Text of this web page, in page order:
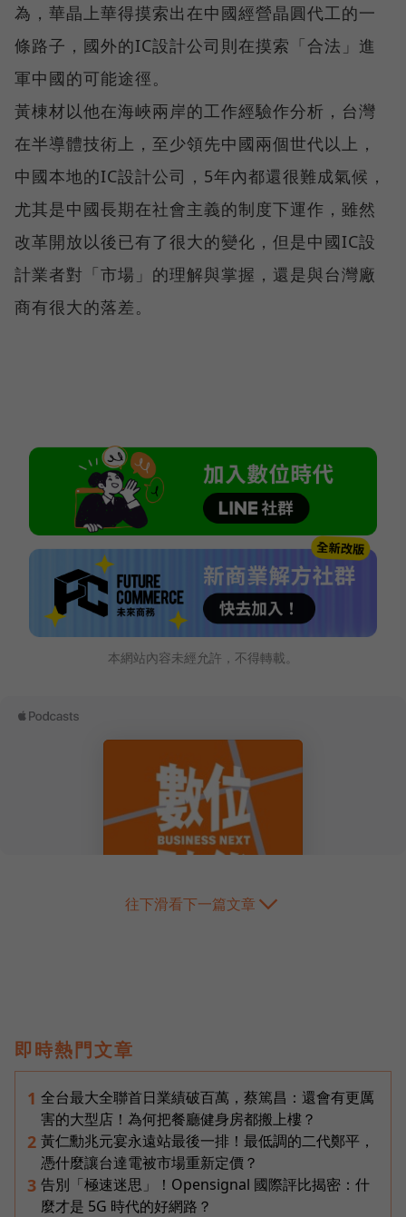
為，華晶上華得摸索出在中國經營晶圓代工的一
條路子，國外的IC設計公司則在摸索「合法」進
軍中國的可能途徑。
黃棟材以他在海峽兩岸的工作經驗作分析，台灣
在半導體技術上，至少領先中國兩個世代以上，
中國本地的IC設計公司，5年內都還很難成氣候，
尤其是中國長期在社會主義的制度下運作，雖然
改革開放以後已有了很大的變化，但是中國IC設
計業者對「市場」的理解與掌握，還是與台灣廠
商有很大的落差。
本網站內容未經允許，不得轉載。
往下滑看下一篇文章
即時熱門文章
1 全台最大全聯首日業績破百萬，蔡篤昌：還會有更厲
害的大型店！為何把餐廳健身房都搬上樓？
2 黃仁勳兆元宴永遠站最後一排！最低調的二代鄭平，
憑什麼讓台達電被市場重新定價？
3 告別「極速迷思」！Opensignal 國際評比揭密：什
麼才是 5G 時代的好網路？